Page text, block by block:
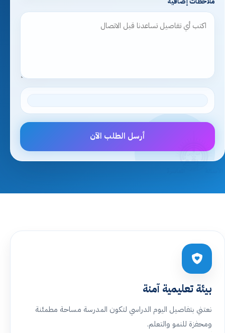
أرسل الطلب الآن
بيئة تعليمية آمنة
نعتني بتفاصيل اليوم الدراسي لتكون المدرسة مساحة مطمئنة
ومحفزة للنمو والتعلم.